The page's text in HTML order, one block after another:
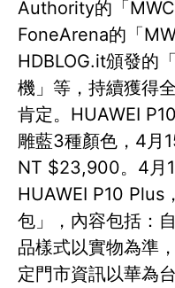
Authority的「MWC
FoneArena的「
HDBLOG.it頒發的
機」等，持續獲得
肯定。HUAWEI
雕藍3種顏色，4月
NT $23,900。4月
HUAWEI P10 Plus
包」，內容包括：
品樣式以實物為準
定門市資訊以華為